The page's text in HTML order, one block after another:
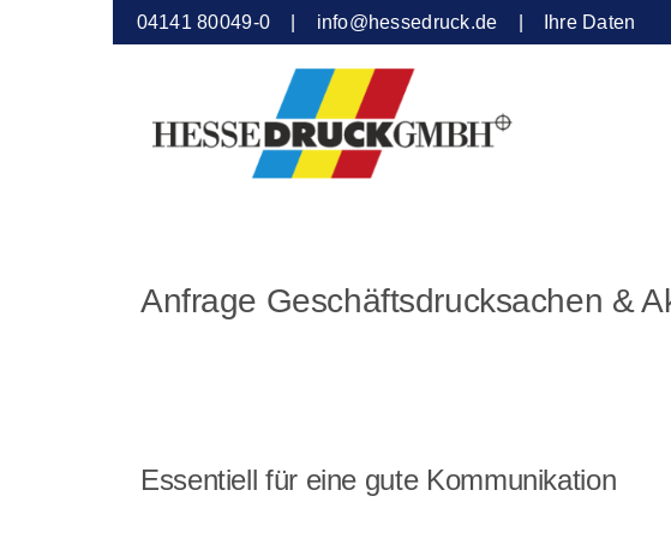
04141 80049-0 | info@hessedruck.de Ihre Daten
Anfrage Geschäftsdrucksachen &
Essentiell für eine gute Kommunikation